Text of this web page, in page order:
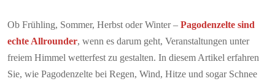
Ob Frühling, Sommer, Herbst oder Winter – Pagodenzelte sind
echte Allrounder, wenn es darum geht, Veranstaltungen unter
freiem Himmel wetterfest zu gestalten. In diesem Artikel erfahren
Sie, wie Pagodenzelte bei Regen, Wind, Hitze und sogar Schnee